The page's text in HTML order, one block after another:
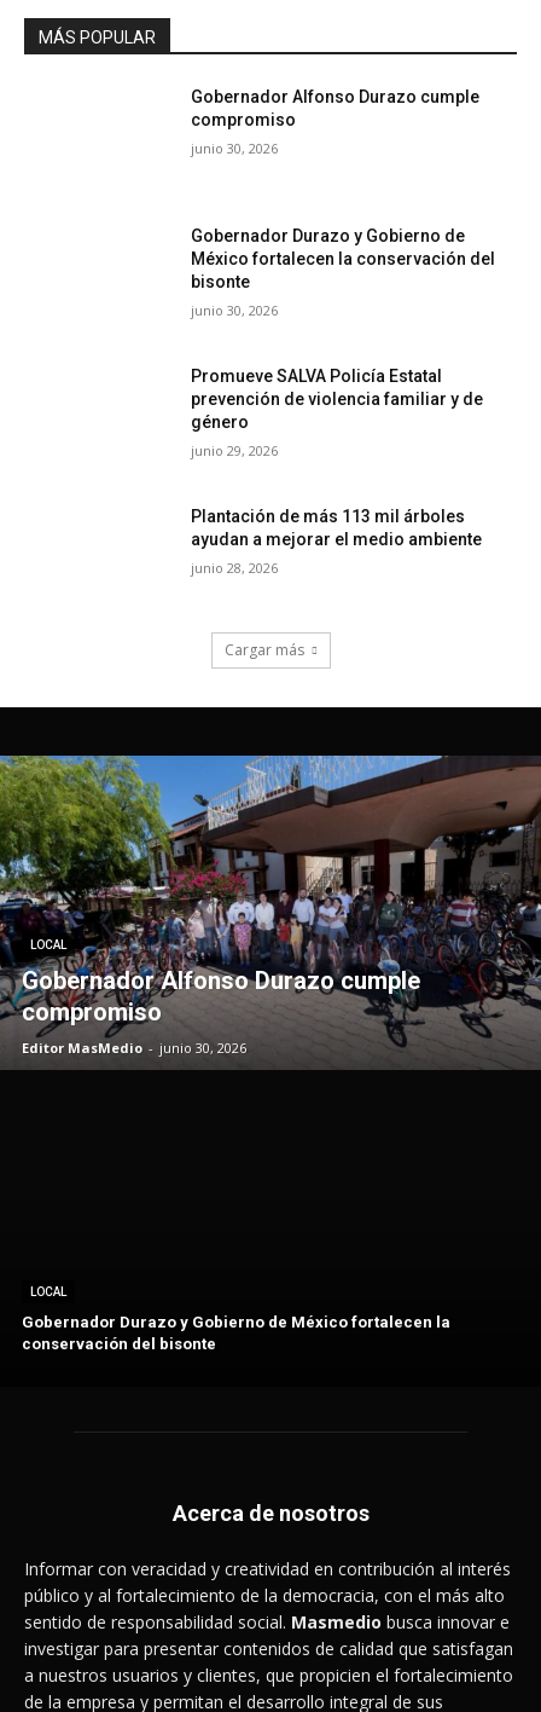
LOCAL
Gobernador Alfonso Durazo cumple
compromiso
Editor MasMedio - junio 30, 2026
LOCAL
Gobernador Durazo y Gobierno de México fortalecen la
conservación del bisonte
Acerca de nosotros
Informar con veracidad y creatividad en contribución al interés
público y al fortalecimiento de la democracia, con el más alto
sentido de responsabilidad social. Masmedio busca innovar e
investigar para presentar contenidos de calidad que satisfagan
a nuestros usuarios y clientes, que propicien el fortalecimiento
de la empresa y permitan el desarrollo integral de sus